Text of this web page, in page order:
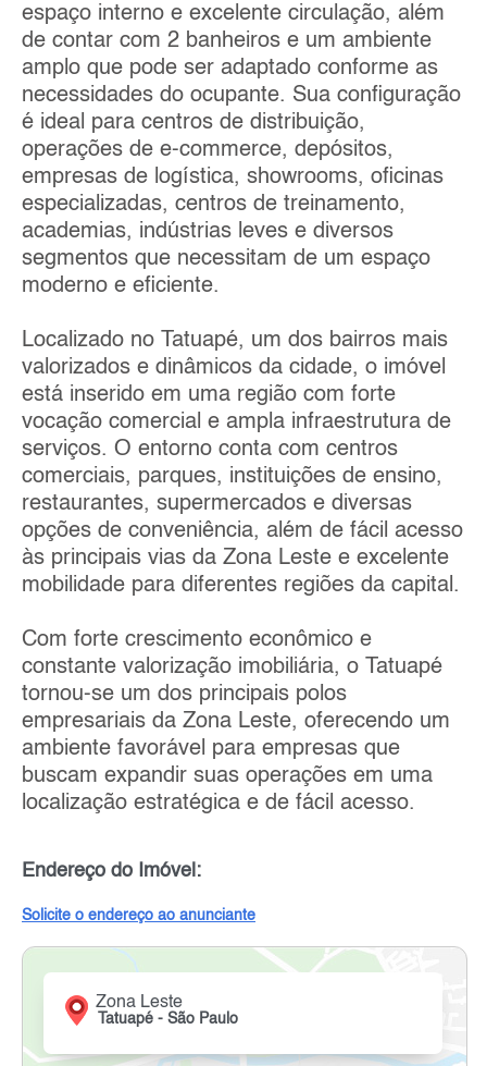
espaço interno e excelente circulação, além
de contar com 2 banheiros e um ambiente
amplo que pode ser adaptado conforme as
necessidades do ocupante. Sua configuração
é ideal para centros de distribuição,
operações de e-commerce, depósitos,
empresas de logística, showrooms, oficinas
especializadas, centros de treinamento,
academias, indústrias leves e diversos
segmentos que necessitam de um espaço
moderno e eficiente.
Localizado no Tatuapé, um dos bairros mais
valorizados e dinâmicos da cidade, o imóvel
está inserido em uma região com forte
vocação comercial e ampla infraestrutura de
serviços. O entorno conta com centros
comerciais, parques, instituições de ensino,
restaurantes, supermercados e diversas
opções de conveniência, além de fácil acesso
às principais vias da Zona Leste e excelente
mobilidade para diferentes regiões da capital.
Com forte crescimento econômico e
constante valorização imobiliária, o Tatuapé
tornou-se um dos principais polos
empresariais da Zona Leste, oferecendo um
ambiente favorável para empresas que
buscam expandir suas operações em uma
localização estratégica e de fácil acesso.
Endereço do Imóvel:
Solicite o endereço ao anunciante
Zona Leste
Tatuapé - São Paulo